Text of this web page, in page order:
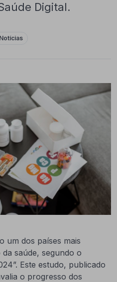
Digital.
Notícias
um dos países mais
saúde, segundo o
Este estudo, publicado
o progresso dos